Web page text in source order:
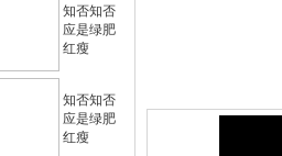
知否知否
应是绿肥
红瘦
知否知否
应是绿肥
红瘦